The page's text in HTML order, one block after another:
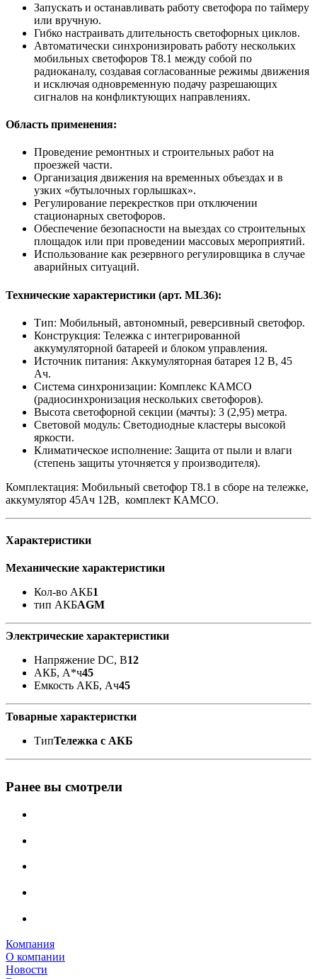
Запускать и останавливать работу светофора по таймеру
или вручную.
Гибко настраивать длительность светофорных циклов.
Автоматически синхронизировать работу нескольких
мобильных светофоров T8.1 между собой по
радиоканалу, создавая согласованные режимы движения
и исключая одновременную подачу разрешающих
сигналов на конфликтующих направлениях.
Область применения:
Проведение ремонтных и строительных работ на
проезжей части.
Организация движения на временных объездах и в
узких «бутылочных горлышках».
Регулирование перекрестков при отключении
стационарных светофоров.
Обеспечение безопасности на выездах со строительных
площадок или при проведении массовых мероприятий.
Использование как резервного регулировщика в случае
аварийных ситуаций.
Технические характеристики (арт. ML36):
Тип: Мобильный, автономный, реверсивный светофор.
Конструкция: Тележка с интегрированной
аккумуляторной батареей и блоком управления.
Источник питания: Аккумуляторная батарея 12 В, 45
Ач.
Система синхронизации: Комплекс КАМСО
(радиосинхронизация нескольких светофоров).
Высота светофорной секции (мачты): 3 (2,95) метра.
Световой модуль: Светодиодные кластеры высокой
яркости.
Климатическое исполнение: Защита от пыли и влаги
(степень защиты уточняется у производителя).
Комплектация: Мобильный светофор T8.1 в сборе на тележке,
аккумулятор 45Ач 12В, комплект КАМСО.
Характеристики
Механические характеристики
Кол-во АКБ1
тип АКБAGM
Электрические характеристики
Напряжение DC, В12
АКБ, А*ч45
Емкость АКБ, Ач45
Товарные характеристки
ТипТележка с АКБ
Ранее вы смотрели
Компания
О компании
Новости